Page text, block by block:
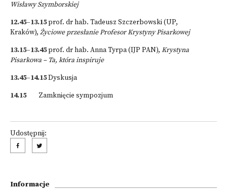
Wisławy Szymborskiej
12.45–13.15prof. dr hab. Tadeusz Szczerbowski (UP,
Kraków), Życiowe przesłanie Profesor Krystyny Pisarkowej
13.15–13.45prof. dr hab. Anna Tyrpa (IJP PAN), Krystyna
Pisarkowa – Ta, która inspiruje
13.45–14.15Dyskusja
14.15Zamknięcie sympozjum
Udostępnij:
Informacje